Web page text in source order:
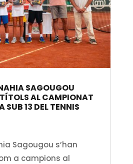
SAGOUGOU
AL CAMPIONAT
SUB 13 DEL TENNIS
Sagougou s’han
a campions al